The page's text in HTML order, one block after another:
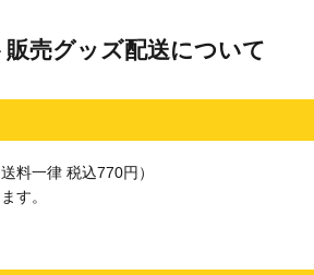
売グッズ配送について
料一律 税込770円）
す。